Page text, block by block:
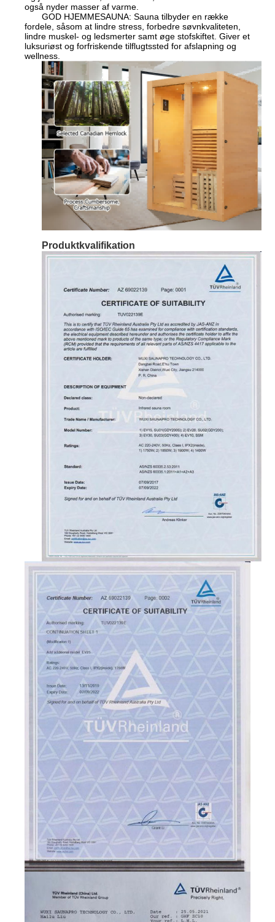
også nyder masser af varme.
GOD HJEMMESAUNA: Sauna tilbyder en række
fordele, såsom at lindre stress, forbedre søvnkvaliteten,
lindre muskel- og ledsmerter samt øge stofskiftet. Giver et
luksuriøst og forfriskende tilflugtssted for afslapning og
wellness.
Produktkvalifikation